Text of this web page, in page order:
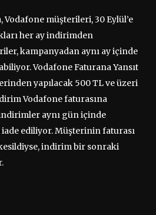
Vodafone müşterileri, 30 Eylül’e
her ay indirimden
kampanyadan aynı ay içinde
Vodafone Faturana Yansıt
yapılacak 500 TL ve üzeri
Vodafone faturasına
indirimler aynı gün içinde
ediliyor. Müşterinin faturası
indirim bir sonraki